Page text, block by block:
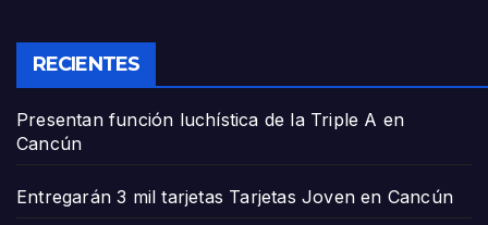
RECIENTES
Presentan función luchística de la Triple A en
Cancún
Entregarán 3 mil tarjetas Tarjetas Joven en Cancún